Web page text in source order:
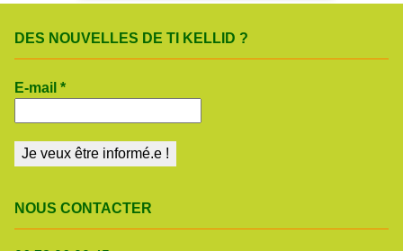
DES NOUVELLES DE TI KELLID ?
E-mail *
NOUS CONTACTER